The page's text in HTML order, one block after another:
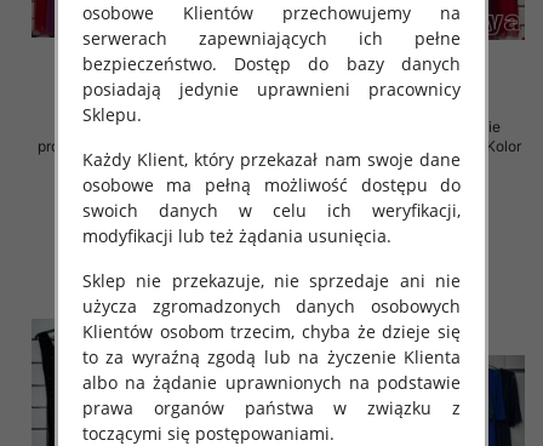
Sukienki damskie (Włoskie
produkt) Roz Standard, Mix Kolor
Paczka 5 szt
76.00 zł
szczegóły
Sukienki damskie (Włoskie
produkt) Roz Standard, Mix Kolor
Paczka 5 szt
76.00 zł
szczegóły
osobowe Klientów przechowujemy na
serwerach zapewniających ich pełne
bezpieczeństwo. Dostęp do bazy danych
posiadają jedynie uprawnieni pracownicy
Sklepu.
Każdy Klient, który przekazał nam swoje dane
osobowe ma pełną możliwość dostępu do
swoich danych w celu ich weryfikacji,
modyfikacji lub też żądania usunięcia.
Sklep nie przekazuje, nie sprzedaje ani nie
użycza zgromadzonych danych osobowych
Klientów osobom trzecim, chyba że dzieje się
to za wyraźną zgodą lub na życzenie Klienta
albo na żądanie uprawnionych na podstawie
prawa organów państwa w związku z
toczącymi się postępowaniami.